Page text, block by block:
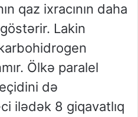
qaz ixracının daha
Lakin
Ölkə paralel
də
ilədək 8 giqavatlıq